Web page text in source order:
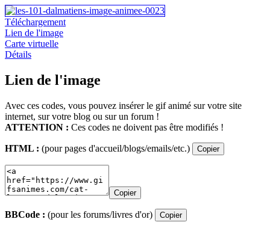
Téléchargement
Lien de l'image
Carte virtuelle
Détails
Lien de l'image
Avec ces codes, vous pouvez insérer le gif animé sur votre site
internet, sur votre blog ou sur un forum !
ATTENTION : Ces codes ne doivent pas être modifiés !
HTML : (pour pages d'accueil/blogs/emails/etc.) Copier
Copier
BBCode : (pour les forums/livres d'or) Copier